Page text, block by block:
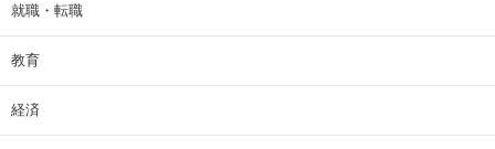
就職・転職
教育
経済